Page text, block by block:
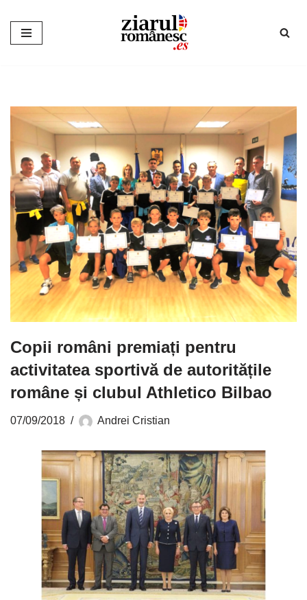
Sari
Copii români premiați pentru
activitatea sportivă de autoritățile
române și clubul Athletico Bilbao
07/09/2018 Andrei Cristian